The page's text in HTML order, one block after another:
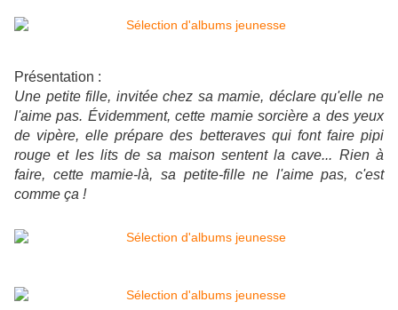
Présentation :
Une petite fille, invitée chez sa mamie, déclare qu'elle ne
l'aime pas. Évidemment, cette mamie sorcière a des yeux
de vipère, elle prépare des betteraves qui font faire pipi
rouge et les lits de sa maison sentent la cave... Rien à
faire, cette mamie-là, sa petite-fille ne l'aime pas, c'est
comme ça !